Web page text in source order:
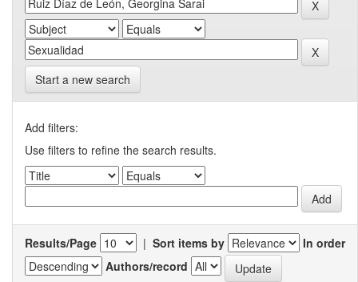
Start a new search
Add filters:
Use filters to refine the search results.
Results/Page | Sort items by
In order
Authors/record